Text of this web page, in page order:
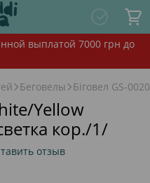
выплатой 7000 грн до
Беговелы Біговел GS-
Yellow
кор./1/
отзыв